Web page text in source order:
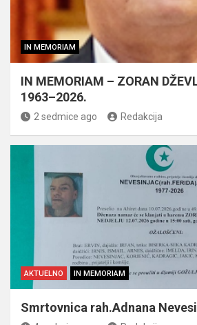
IN MEMORIAM
IN MEMORIAM – ZORAN
1963–2026.
2 sedmice ago Redakcija
AKTUELNO IN MEMORIAM
Smrtovnica rah.Adnana